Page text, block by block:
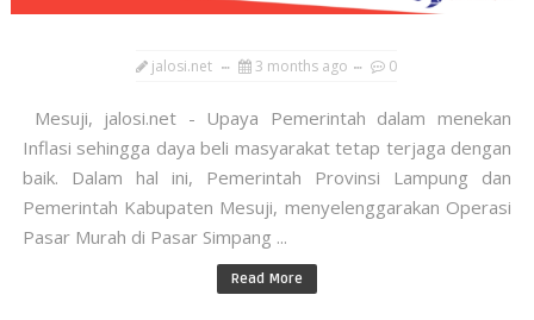
jalosi.net 3 months ago 0
Mesuji, jalosi.net - Upaya Pemerintah dalam menekan
Inflasi sehingga daya beli masyarakat tetap terjaga dengan
baik. Dalam hal ini, Pemerintah Provinsi Lampung dan
Pemerintah Kabupaten Mesuji, menyelenggarakan Operasi
Pasar Murah di Pasar Simpang ...
Read More